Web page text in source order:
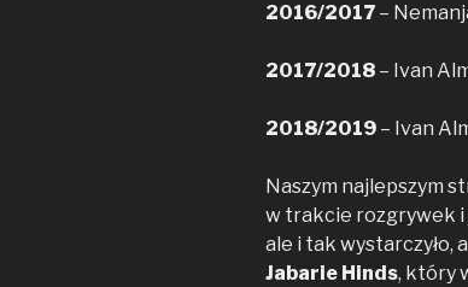
2016/2017 –
2017/2018 – Ivan
2018/2019 – Ivan
Naszym najlepszym
w trakcie rozgrywek i
ale i tak wystarczyło,
Jabarie Hinds, który